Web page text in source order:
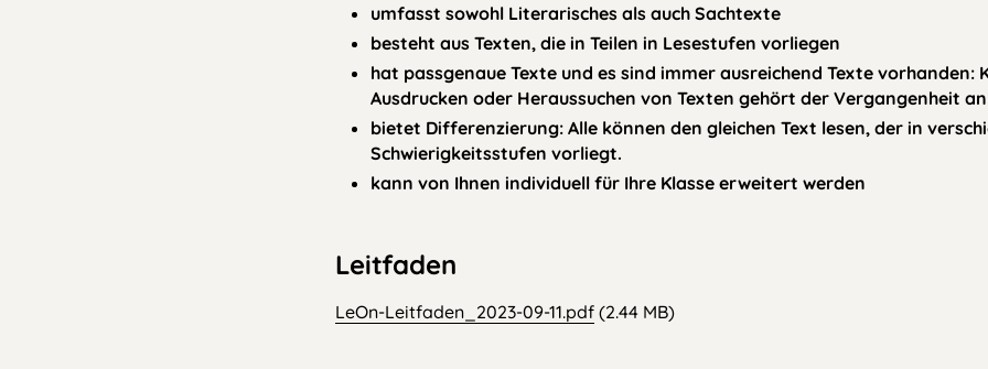
umfasst sowohl Literarisches als auch Sachtexte
besteht aus Texten, die in Teilen in Lesestufen vorliegen
hat passgenaue Texte und es sind immer ausreichend Texte vorhanden:
Ausdrucken oder Heraussuchen von Texten gehört der Vergangenheit
bietet Differenzierung: Alle können den gleichen Text lesen, der in
Schwierigkeitsstufen vorliegt.
kann von Ihnen individuell für Ihre Klasse erweitert werden
Leitfaden
Datei
LeOn-Leitfaden_2023-09-11.pdf (2.44 MB)